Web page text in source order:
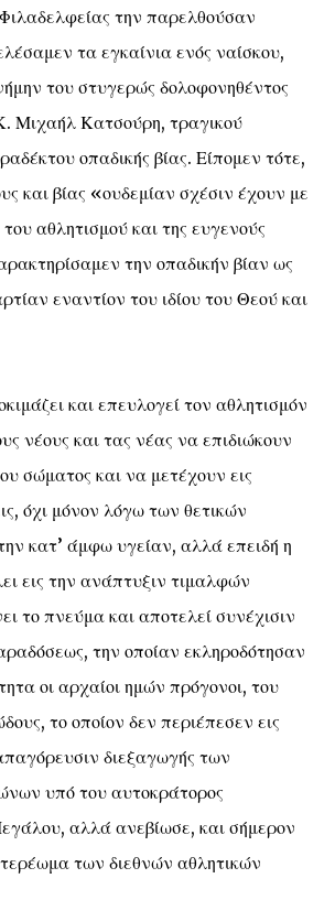
την παρελθούσαν
τα εγκαίνια ενός ναίσκου,
του στυγερώς δολοφονηθέντος
Μιχαήλ Κατσούρη, τραγικού
οπαδικής βίας. Είπομεν τότε,
και βίας «ουδεμίαν σχέσιν έχουν με
αθλητισμού και της ευγενούς
την οπαδικήν βίαν ως
εναντίον του ιδίου του Θεού και
και επευλογεί τον αθλητισμόν
νέους και τας νέας να επιδιώκουν
σώματος και να μετέχουν εις
όχι μόνον λόγω των θετικών
κατ’ άμφω υγείαν, αλλά επειδή η
εις την ανάπτυξιν τιμαλφών
το πνεύμα και αποτελεί συνέχισιν
την οποίαν εκληροδότησαν
οι αρχαίοι ημών πρόγονοι, του
το οποίον δεν περιέπεσεν εις
διεξαγωγής των
υπό του αυτοκράτορος
αλλά ανεβίωσε, και σήμερον
των διεθνών αθλητικών